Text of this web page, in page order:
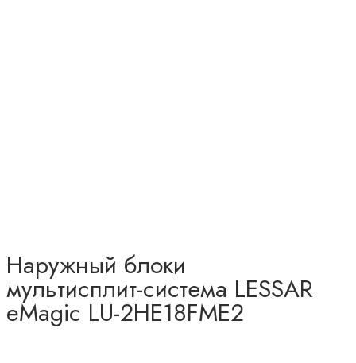
Наружный блоки
мультисплит-система LESSAR
eMagic LU-2HE18FME2